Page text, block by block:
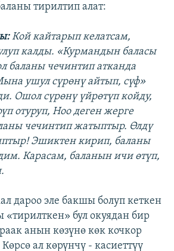
тирилтип алат:
Кой кайтарып келатсам,
калды. «Курмандын баласы
баланы чечинтип атканда
ушул сүрөнү айтып, сүф»
Ошол сүрөнү үйрөтүп койду,
отуруп, Ноо деген жерге
чечинтип жатыптыр. Өлдү
Эшиктен кирип, баланы
Карасам, баланын ичи өтүп,
дароо эле бакшы болуп кеткен
бул окуядан бир
анын көзүнө көк кочкор
ал көрүнчү - касиеттүү